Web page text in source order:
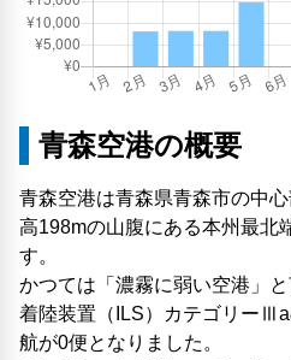
青森空港の概要
青森空港は青森県青森市の中
高198mの山腹にある本州最北
す。
かつては「濃霧に弱い空港」
着陸装置（ILS）カテゴリー
航が0便となりました。